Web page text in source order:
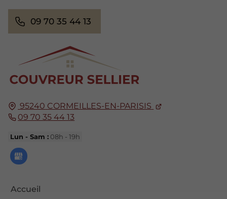
95240 CORMEILLES-EN-PARISIS
09 70 35 44 13
Lun - Sam : 08h - 19h
Accueil
09 70 35 44 13